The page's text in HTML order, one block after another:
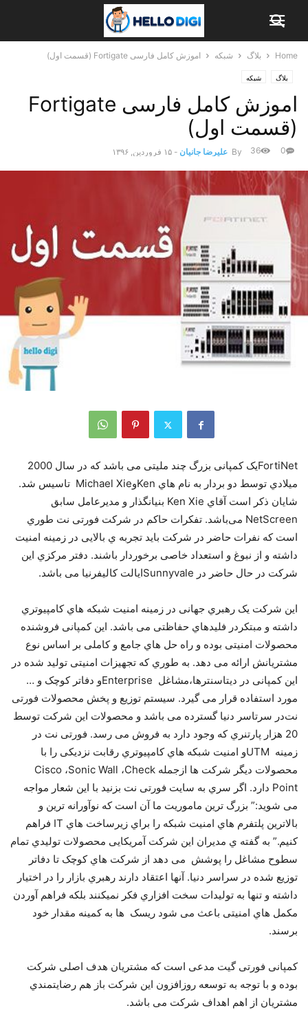
Home بلاگ شبکه اموزش کامل فارسی Fortigate (قسمت اول)
بلاگ شبکه
اموزش کامل فارسی Fortigate
(قسمت اول)
By علیرضا جانیان - ۱۵ فروردین, ۱۳۹۶ 0
36
FortiNetﯾﮏ ﮐﻤﭙﺎﻧﯽ ﺑﺰرگ ﭼﻨﺪ ﻣﻠﯿﺘﯽ ﻣﯽ ﺑﺎﺷﺪ ﮐﻪ در ﺳﺎل 2000
ﻣﯿﻼدي ﺗﻮﺳﻂ دو ﺑﺮدار ﺑﻪ ﻧﺎم ﻫﺎي KenوMichael Xie ﺗﺎﺳﯿﺲ ﺷﺪ.
ﺷﺎﯾﺎن ذﮐﺮ اﺳﺖ آﻗﺎي Ken Xie ﺑﻨﯿﺎﻧﮕﺬار و ﻣﺪﯾﺮﻋﺎﻣﻞ ﺳﺎﺑﻖ
NetScreen ﻣﯽﺑﺎﺷﺪ. ﺗﻔﮑﺮات ﺣﺎﮐﻢ در ﺷﺮﮐﺖ ﻓﻮرﺗﯽ ﻧﺖ ﻃﻮري
اﺳﺖ ﮐﻪ ﻧﻔﺮات ﺣﺎﺿﺮ در ﺷﺮﮐﺖ ﺑﺎﯾﺪ ﺗﺠﺮﺑﻪ ي ﺑﺎﻻﯾﯽ در زﻣﯿﻨﻪ اﻣﻨﯿﺖ
داﺷﺘﻪ و از ﻧﺒﻮغ و اﺳﺘﻌﺪاد ﺧﺎﺻﯽ ﺑﺮﺧﻮردار ﺑﺎﺷﻨﺪ. دﻓﺘﺮ ﻣﺮﮐﺰي اﯾﻦ
ﺷﺮﮐﺖ در ﺣﺎل ﺣﺎﺿﺮ در Sunnyvaleاﯾﺎﻟﺖ ﮐﺎﻟﯿﻔﺮﻧﯿﺎ ﻣﯽ ﺑﺎﺷﺪ.
اﯾﻦ ﺷﺮﮐﺖ ﯾﮏ رﻫﺒﺮي ﺟﻬﺎﻧﯽ در زﻣﯿﻨﻪ اﻣﻨﯿﺖ ﺷﺒﮑﻪ ﻫﺎي ﮐﺎﻣﭙﯿﻮﺗﺮي
داﺷﺘﻪ و ﻣﺒﺘﮑﺮدر ﻓﻠﯿﺪﻫﺎي ﺣﻔﺎﻇﺘﯽ ﻣﯽ ﺑﺎﺷﺪ. اﯾﻦ ﮐﻤﭙﺎﻧﯽ ﻓﺮوﺷﻨﺪه
ﻣﺤﺼﻮﻻت اﻣﻨﯿﺘﯽ ﺑﻮده و راه ﺣﻞ ﻫﺎي ﺟﺎﻣﻊ و ﮐﺎﻣﻠﯽ ﺑﺮ اﺳﺎس ﻧﻮع
ﻣﺸﺘﺮﯾﺎﻧﺶ اراﺋﻪ ﻣﯽ دﻫﺪ. ﺑﻪ ﻃﻮري ﮐﻪ ﺗﺠﻬﯿﺰات اﻣﻨﯿﺘﯽ ﺗﻮﻟﯿﺪ ﺷﺪه در
اﯾﻦ ﮐﻤﭙﺎﻧﯽ در دﯾﺘﺎﺳﻨﺘﺮﻫﺎ،ﻣﺸﺎﻏﻞ Enterpriseو دﻓﺎﺗﺮ ﮐﻮﭼﮏ و …
ﻣﻮرد اﺳﺘﻔﺎده ﻗﺮار ﻣﯽ ﮔﯿﺮد. ﺳﯿﺴﺘﻢ ﺗﻮزﯾﻊ و ﭘﺨﺶ ﻣﺤﺼﻮﻻت ﻓﻮرﺗﯽ
ﻧﺖدر ﺳﺮﺗﺎﺳﺮ دﻧﯿﺎ ﮔﺴﺘﺮده ﻣﯽ ﺑﺎﺷﺪ و ﻣﺤﺼﻮﻻت اﯾﻦ ﺷﺮﮐﺖ ﺗﻮﺳﻂ
20 ﻫﺰار ﭘﺎرﺗﻨﺮي ﮐﻪ وﺟﻮد دارد ﺑﻪ ﻓﺮوش ﻣﯽ رﺳﺪ. ﻓﻮرﺗﯽ ﻧﺖ در
زﻣﯿﻨﻪ UTMو اﻣﻨﯿﺖ ﺷﺒﮑﻪ ﻫﺎي ﮐﺎﻣﭙﯿﻮﺗﺮي رﻗﺎﺑﺖ ﻧﺰدﯾﮑﯽ را ﺑﺎ
ﻣﺤﺼﻮﻻت دﯾﮕﺮ ﺷﺮﮐﺖ ﻫﺎ ازﺟﻤﻠﻪ Cisco ،Sonic Wall ،Check
Point دارد. اﮔﺮ ﺳﺮي ﺑﻪ ﺳﺎﯾﺖ ﻓﻮرﺗﯽ ﻧﺖ ﺑﺰﻧﯿﺪ ﺑﺎ اﯾﻦ ﺷﻌﺎر ﻣﻮاﺟﻪ
ﻣﯽ ﺷﻮﯾﺪ:” ﺑﺰرگ ﺗﺮﯾﻦ ﻣﺎﻣﻮرﯾﺖ ﻣﺎ آن اﺳﺖ ﮐﻪ ﻧﻮآوراﻧﻪ ﺗﺮﯾﻦ و
ﺑﺎﻻﺗﺮﯾﻦ ﭘﻠﺘﻔﺮم ﻫﺎي اﻣﻨﯿﺖ ﺷﺒﮑﻪ را ﺑﺮاي زﯾﺮﺳﺎﺧﺖ ﻫﺎي IT ﻓﺮاﻫﻢ
ﮐﻨﯿﻢ.” ﺑﻪ ﮔﻔﺘﻪ ي ﻣﺪﯾﺮان اﯾﻦ ﺷﺮﮐﺖ آﻣﺮﯾﮑﺎﯾﯽ ﻣﺤﺼﻮﻻت ﺗﻮﻟﯿﺪي ﺗﻤﺎم
ﺳﻄﻮح ﻣﺸﺎﻏﻞ را ﭘﻮﺷﺶ ﻣﯽ دﻫﺪ از ﺷﺮﮐﺖ ﻫﺎي ﮐﻮﭼﮏ ﺗﺎ دﻓﺎﺗﺮ
ﺗﻮزﯾﻊ ﺷﺪه در ﺳﺮاﺳﺮ دﻧﯿﺎ. آﻧﻬﺎ اﻋﺘﻘﺎد دارﻧﺪ رﻫﺒﺮي ﺑﺎزار را در اﺧﺘﯿﺎر
داﺷﺘﻪ و ﺗﻨﻬﺎ ﺑﻪ ﺗﻮﻟﯿﺪات ﺳﺨﺖ اﻓﺰاري ﻓﮑﺮ ﻧﻤﯿﮑﻨﻨﺪ ﺑﻠﮑﻪ ﻓﺮاﻫﻢ آوردن
ﻣﮑﻤﻞ ﻫﺎي اﻣﻨﯿﺘﯽ ﺑﺎﻋﺚ ﻣﯽ ﺷﻮد رﯾﺴﮏ ﻫﺎ ﺑﻪ ﮐﻤﯿﻨﻪ ﻣﻘﺪار ﺧﻮد
ﺑﺮﺳﻨﺪ.
ﮐﻤﭙﺎﻧﯽ ﻓﻮرﺗﯽ ﮔﯿﺖ ﻣﺪﻋﯽ اﺳﺖ ﮐﻪ ﻣﺸﺘﺮﯾﺎن ﻫﺪف اﺻﻠﯽ ﺷﺮﮐﺖ
ﺑﻮده و ﺑﺎ ﺗﻮﺟﻪ ﺑﻪ ﺗﻮﺳﻌﻪ روزاﻓﺰون اﯾﻦ ﺷﺮﮐﺖ ﺑﺎز ﻫﻢ رﺿﺎﯾﺘﻤﻨﺪي
ﻣﺸﺘﺮﯾﺎن از اﻫﻢ اﻫﺪاف ﺷﺮﮐﺖ ﻣﯽ ﺑﺎﺷﺪ.